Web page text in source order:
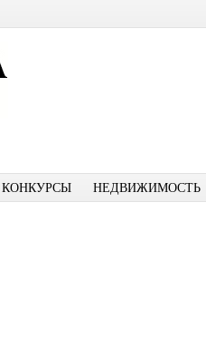
КОНКУРСЫ НЕДВИЖИМОСТЬ